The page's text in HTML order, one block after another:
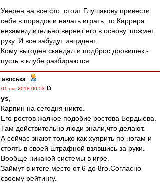
Уверен на все сто, стоит Глушакову привести
себя в порядок и начать играть, то Каррера
незамедлительно вернет его в основу, пожмет
руку. И все забудут инцидент.
Кому выгоден скандал и подброс дровишек -
пусть в клубе разбираются.
авоська -
01 окт 2018 00:53
ys
Карпин на сегодня никто.
Его ростов жалкое подобие ростова Бердыева.
Там действительно люди знали,что делают.
А сейчас знают только как хуярить по ногам и
стоять в своей штрафной взявшись за руки.
Вообще никакой системы в игре.
Займут в итоге место от 6 до 8го.Согласно
своему рейтингу.